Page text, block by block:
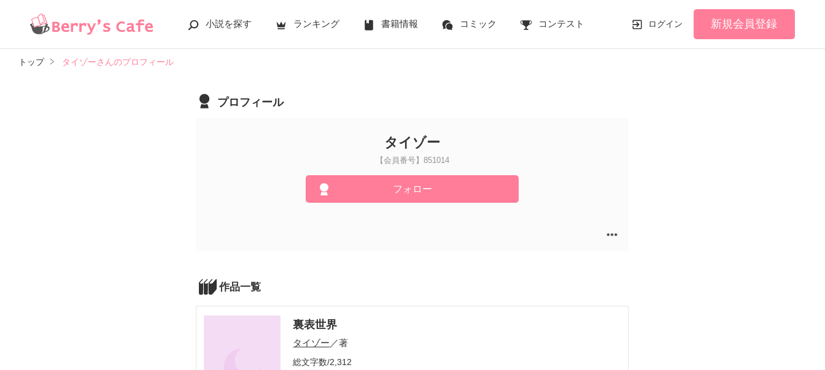
小説を探す ランキング 書籍情報 コミック コンテスト ログイン 新規会員登録
トップ タイゾーさんのプロフィール
プロフィール
タイゾー
【会員番号】851014
フォロー
作品一覧
裏表世界
タイゾー／著
総文字数/2,312